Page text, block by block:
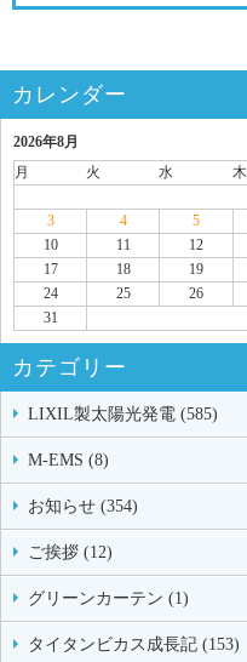
カレンダー
2026年8月
月
火 水 木
3
4 5
10
11 12
17
18 19
24
25 26
31
カテゴリー
LIXIL製太陽光発電 (585)
M-EMS (8)
お知らせ (354)
ご挨拶 (12)
グリーンカーテン (1)
タイタンビカス成長記 (153)